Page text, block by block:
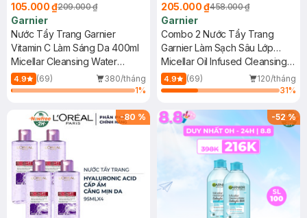
Nhiên)
105.000 ₫209.000 ₫
Garnier
Nước Tẩy Trang Garnier
Vitamin C Làm Sáng Da 400ml
Micellar Cleansing Water
Vitamin C
4.9 (69)
380/tháng
1%
205.000 ₫458.000 ₫
Garnier
Combo 2 Nước Tẩy Trang
Garnier Làm Sạch Sâu Lớp
Trang Điểm 400ml
Micellar Oil Infused Cleansing
Water
4.9 (69)
120/tháng
31%
-80 % -52%